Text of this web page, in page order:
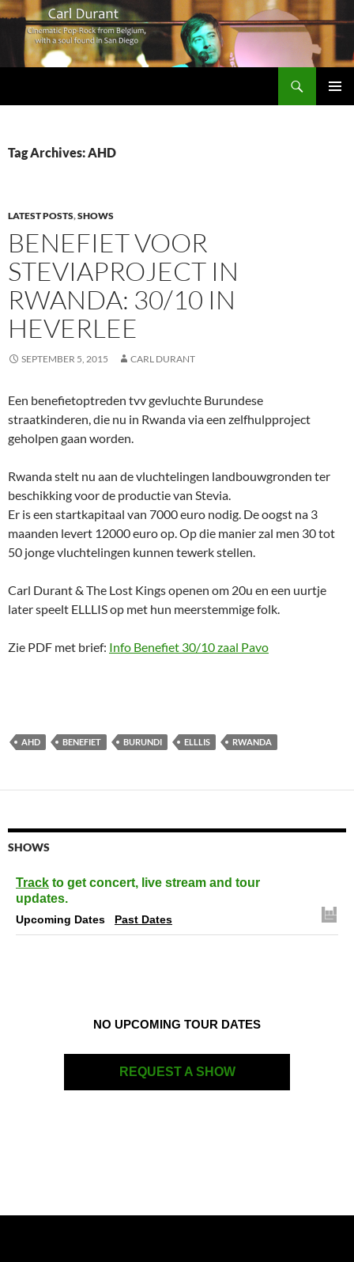
Tag Archives: AHD
LATEST POSTS,SHOWS
BENEFIET VOOR
STEVIAPROJECT IN
RWANDA: 30/10 IN
HEVERLEE
SEPTEMBER 5, 2015 CARL DURANT
Een benefietoptreden tvv gevluchte Burundese
straatkinderen, die nu in Rwanda via een zelfhulpproject
geholpen gaan worden.
Rwanda stelt nu aan de vluchtelingen landbouwgronden ter
beschikking voor de productie van Stevia.
Er is een startkapitaal van 7000 euro nodig. De oogst na 3
maanden levert 12000 euro op. Op die manier zal men 30 tot
50 jonge vluchtelingen kunnen tewerk stellen.
Carl Durant & The Lost Kings openen om 20u en een uurtje
later speelt ELLLIS op met hun meerstemmige folk.
Zie PDF met brief: Info Benefiet 30/10 zaal Pavo
AHD BENEFIET BURUNDI ELLLIS RWANDA
SHOWS
Track to get concert, live stream and tour
updates.
Upcoming Dates Past Dates
NO UPCOMING TOUR DATES
REQUEST A SHOW